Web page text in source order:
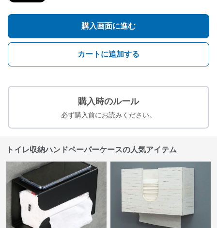
購入画面に進む
カートに追加する
購入時のルール
必ず購入前にお読みください。
トイレ収納ハンドペーパーケースの人気アイテム